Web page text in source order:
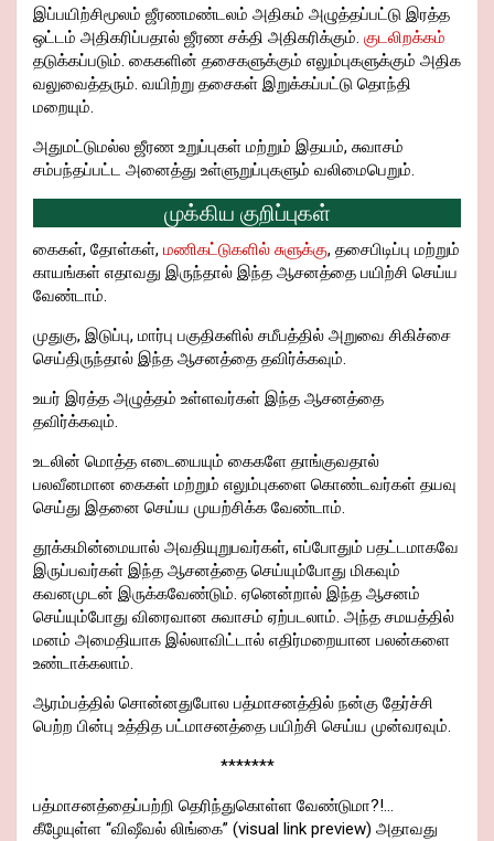
இப்பயிற்சிமூலம் ஜீரணமண்டலம் அதிகம் அழுத்தப்பட்டு இரத்த
ஒட்டம் அதிகரிப்பதால் ஜீரண சக்தி அதிகரிக்கும். குடலிறக்கம்
தடுக்கப்படும். கைகளின் தசைகளுக்கும் எலும்புகளுக்கும் அதிக
வலுவைத்தரும். வயிற்று தசைகள் இறுக்கப்பட்டு தொந்தி
மறையும்.
அதுமட்டுமல்ல ஜீரண உறுப்புகள் மற்றும் இதயம், சுவாசம்
சம்பந்தப்பட்ட அனைத்து உள்ளுறுப்புகளும் வலிமைபெறும்.
முக்கிய குறிப்புகள்
கைகள், தோள்கள், மணிகட்டுகளில் சுளுக்கு, தசைபிடிப்பு மற்றும்
காயங்கள் எதாவது இருந்தால் இந்த ஆசனத்தை பயிற்சி செய்ய
வேண்டாம்.
முதுகு, இடுப்பு, மார்பு பகுதிகளில் சமீபத்தில் அறுவை சிகிச்சை
செய்திருந்தால் இந்த ஆசனத்தை தவிர்க்கவும்.
உயர் இரத்த அழுத்தம் உள்ளவர்கள் இந்த ஆசனத்தை
தவிர்க்கவும்.
உடலின் மொத்த எடையையும் கைகளே தாங்குவதால்
பலவீனமான கைகள் மற்றும் எலும்புகளை கொண்டவர்கள் தயவு
செய்து இதனை செய்ய முயற்சிக்க வேண்டாம்.
தூக்கமின்மையால் அவதியுறுபவர்கள், எப்போதும் பதட்டமாகவே
இருப்பவர்கள் இந்த ஆசனத்தை செய்யும்போது மிகவும்
கவனமுடன் இருக்கவேண்டும். ஏனென்றால் இந்த ஆசனம்
செய்யும்போது விரைவான சுவாசம் ஏற்படலாம். அந்த சமயத்தில்
மனம் அமைதியாக இல்லாவிட்டால் எதிர்மறையான பலன்களை
உண்டாக்கலாம்.
ஆரம்பத்தில் சொன்னதுபோல பத்மாசனத்தில் நன்கு தேர்ச்சி
பெற்ற பின்பு உத்தித பட்மாசனத்தை பயிற்சி செய்ய முன்வரவும்.
*******
பத்மாசனத்தைப்பற்றி தெரிந்துகொள்ள வேண்டுமா?!…
கீழேயுள்ள “விஷீவல் லிங்கை” (visual link preview) அதாவது